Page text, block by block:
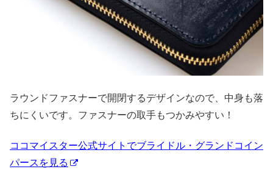
ラウンドファスナーで開閉するデザインなので、中身も落
ちにくいです。ファスナーの取手もつかみやすい！
ココマイスター公式サイトでブライドル・グランドコイン
パースを見る